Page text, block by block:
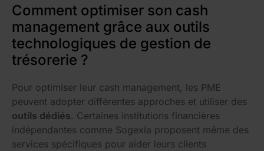
Comment optimiser son cash
management grâce aux outils
technologiques de gestion de
trésorerie ?
Pour optimiser leur cash management, les PME
peuvent adopter différentes approches et utiliser des
outils dédiés. Certaines institutions financières
indépendantes comme Sogexia proposent même des
services spécifiques pour aider leurs clients